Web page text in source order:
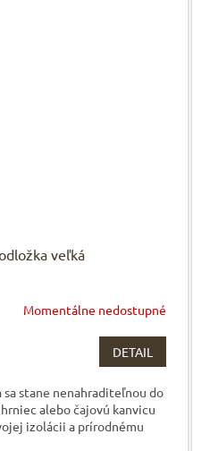
veľká
Momentálne nedostupné
DETAIL
sa stane nenahraditeľnou do
alebo čajovú kanvicu
izolácii a prírodnému